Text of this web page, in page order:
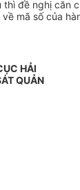
đề nghị căn
mã số của
HẢI
QUẢN